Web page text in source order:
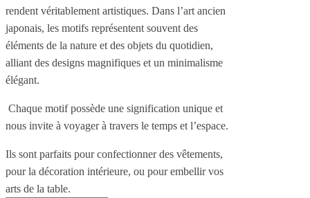
rendent véritablement artistiques. Dans l’art ancien
japonais, les motifs représentent souvent des
éléments de la nature et des objets du quotidien,
alliant des designs magnifiques et un minimalisme
élégant.
Chaque motif possède une signification unique et
nous invite à voyager à travers le temps et l’espace.
Ils sont parfaits pour confectionnerdes vêtements,
pour la décoration intérieure, ou pour embellir vos
arts de la table.